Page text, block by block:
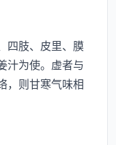
肢、皮里、膜
汁为使。虚者与
，则甘寒气味相